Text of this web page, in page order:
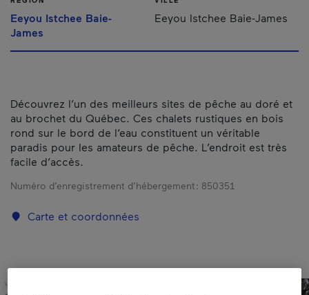
Eeyou Istchee Baie-
James
Eeyou Istchee Baie-James
Découvrez l’un des meilleurs sites de pêche au doré et
au brochet du Québec. Ces chalets rustiques en bois
rond sur le bord de l’eau constituent un véritable
paradis pour les amateurs de pêche. L’endroit est très
facile d’accès.
Numéro d’enregistrement d’hébergement : 850351
Carte et coordonnées